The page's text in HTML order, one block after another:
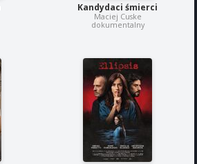
Kandydaci śmierci
Maciej Cuske
dokumentalny